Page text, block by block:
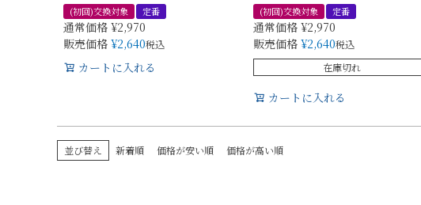
(初回)交換対象 定番
通常価格 ¥2,970
販売価格 ¥2,640税込
カートに入れる
(初回)交換対象 定番
通常価格 ¥2,970
販売価格 ¥2,640税込
在庫切れ
カートに入れる
並び替え 新着順 価格が安い順 価格が高い順